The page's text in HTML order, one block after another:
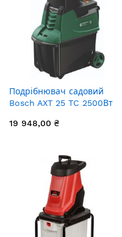
Подрібнювач садовий
Bosch AXT 25 TC 2500Вт
ріжуча система Turbine-
19 948,00 ₴